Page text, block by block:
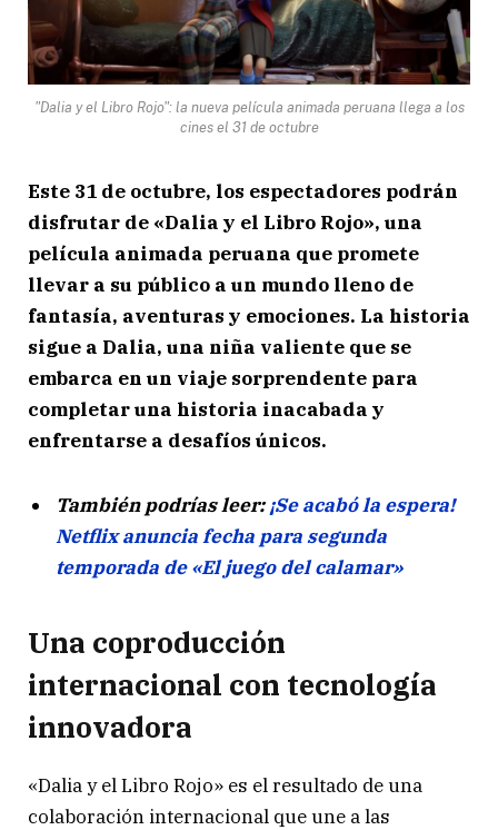
"Dalia y el Libro Rojo": la nueva película animada peruana llega a los
cines el 31 de octubre
Este 31 de octubre, los espectadores podrán
disfrutar de «Dalia y el Libro Rojo», una
película animada peruana que promete
llevar a su público a un mundo lleno de
fantasía, aventuras y emociones. La historia
sigue a Dalia, una niña valiente que se
embarca en un viaje sorprendente para
completar una historia inacabada y
enfrentarse a desafíos únicos.
También podrías leer:¡Se acabó la espera!
Netflix anuncia fecha para segunda
temporada de «El juego del calamar»
Una coproducción
internacional con tecnología
innovadora
«Dalia y el Libro Rojo» es el resultado de una
colaboración internacional que une a las